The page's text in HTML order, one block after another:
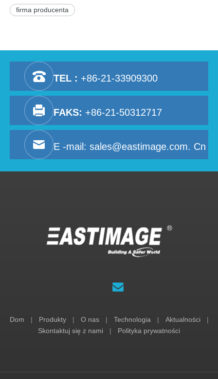
firma producenta
TEL : +86-21-33909300
FAKS: +86-21-50312717
E -mail: sales@eastimage.com. Cn
Dom | Produkty | O nas | Technologia | Aktualności
|
Skontaktuj się z nami
| Polityka prywatności